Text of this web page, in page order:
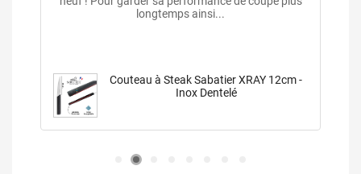
homogène.